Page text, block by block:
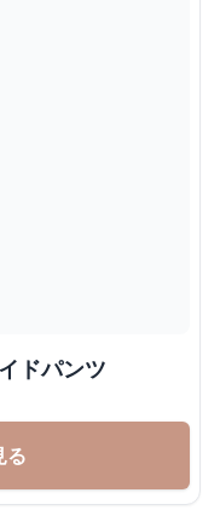
ドパンツ
る